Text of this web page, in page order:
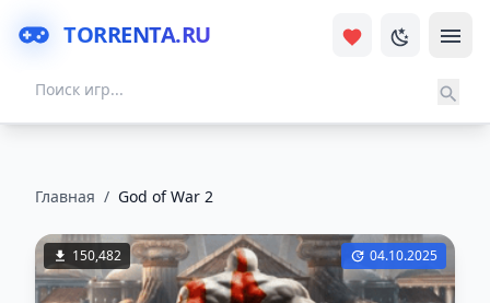
TORRENTA.RU
Главная / God of War 2
150,482 04.10.2025